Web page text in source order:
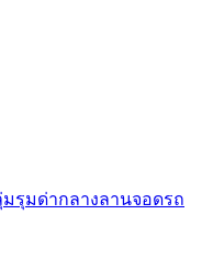
มรุมด่ากลางลานจอดรถ